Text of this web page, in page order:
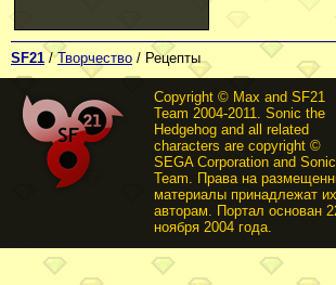
SF21 /Творчество / Рецепты
Copyright © Max and SF21
Team 2004-2011. Sonic the
Hedgehog and all related
characters are copyright ©
SEGA Corporation and Sonic
Team. Права на
материалы принадлежат их
авторам. Портал основан
ноября 2004 года.